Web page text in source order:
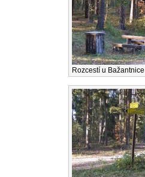
Rozcestí u